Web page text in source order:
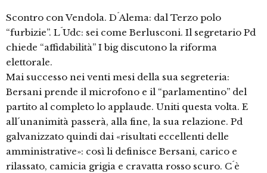
Scontro con Vendola. D´Alema: dal Terzo polo
“furbizie”. L´Udc: sei come Berlusconi. Il segretario Pd
chiede “affidabilità” I big discutono la riforma
elettorale.
Mai successo nei venti mesi della sua segreteria:
Bersani prende il microfono e il “parlamentino” del
partito al completo lo applaude. Uniti questa volta. E
all´unanimità passerà, alla fine, la sua relazione. Pd
galvanizzato quindi dai «risultati eccellenti delle
amministrative»: così li definisce Bersani, carico e
rilassato, camicia grigia e cravatta rosso scuro. C´è